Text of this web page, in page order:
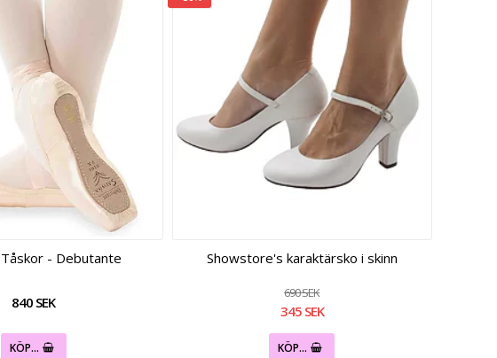
Tåskor - Debutante
840 SEK
KÖP…
Showstore's karaktärsko i skinn
690 SEK
345 SEK
KÖP…